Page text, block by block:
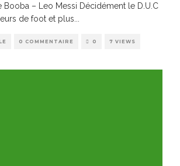
Booba – Leo Messi Décidément le D.U.C
de foot et plus
0 COMMENTAIRE 0 7 VIEWS